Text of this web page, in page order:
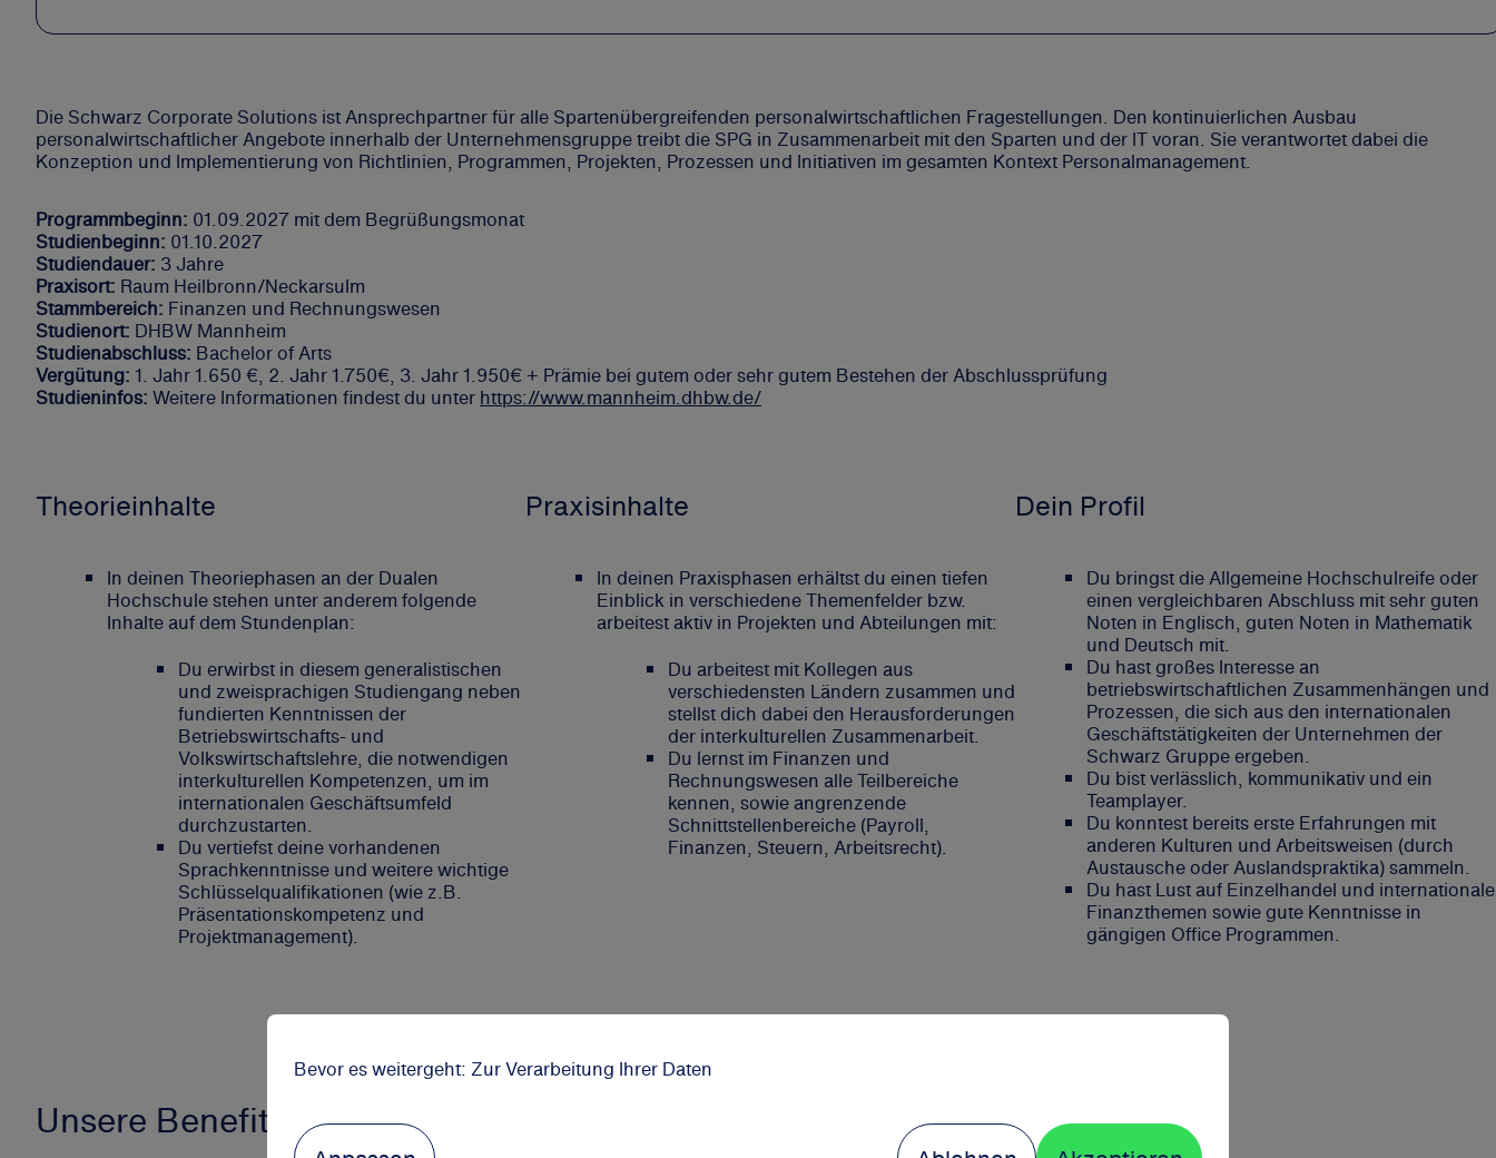
Bevor es weitergeht: Zur Verarbeitung Ihrer Daten
Die Schwarz Corporate Solutions ist Ansprechpartner für alle Spartenübergreifenden personalwirtschaftlichen Fragestellungen. Den kontinuierlichen Ausbau
personalwirtschaftlicher Angebote innerhalb der Unternehmensgruppe treibt die SPG in Zusammenarbeit mit den Sparten und der IT voran. Sie verantwortet dabei die
Konzeption und Implementierung von Richtlinien, Programmen, Projekten, Prozessen und Initiativen im gesamten Kontext Personalmanagement.
Programmbeginn: 01.09.2027 mit dem Begrüßungsmonat
Studienbeginn: 01.10.2027
Studiendauer: 3 Jahre
Praxisort: Raum Heilbronn/Neckarsulm
Stammbereich: Finanzen und Rechnungswesen
Studienort: DHBW Mannheim
Studienabschluss: Bachelor of Arts
Vergütung: 1. Jahr 1.650 €, 2. Jahr 1.750€, 3. Jahr 1.950€ + Prämie bei gutem oder sehr gutem Bestehen der Abschlussprüfung
Studieninfos: Weitere Informationen findest du unter https://www.mannheim.dhbw.de/
Theorieinhalte
In deinen Theoriephasen an der Dualen
Hochschule stehen unter anderem folgende
Inhalte auf dem Stundenplan:
Du erwirbst in diesem generalistischen
und zweisprachigen Studiengang neben
fundierten Kenntnissen der
Betriebswirtschafts- und
Volkswirtschaftslehre, die notwendigen
interkulturellen Kompetenzen, um im
internationalen Geschäftsumfeld
durchzustarten.
Du vertiefst deine vorhandenen
Sprachkenntnisse und weitere wichtige
Schlüsselqualifikationen (wie z.B.
Präsentationskompetenz und
Projektmanagement).
Praxisinhalte
In deinen Praxisphasen erhältst du einen tiefen
Einblick in verschiedene Themenfelder bzw.
arbeitest aktiv in Projekten und Abteilungen mit:
Du arbeitest mit Kollegen aus
verschiedensten Ländern zusammen und
stellst dich dabei den Herausforderungen
der interkulturellen Zusammenarbeit.
Du lernst im Finanzen und
Rechnungswesen alle Teilbereiche
kennen, sowie angrenzende
Schnittstellenbereiche (Payroll,
Finanzen, Steuern, Arbeitsrecht).
Dein Profil
Du bringst die Allgemeine Hochschulreife oder
einen vergleichbaren Abschluss mit sehr guten
Noten in Englisch, guten Noten in Mathematik
und Deutsch mit.
Du hast großes Interesse an
betriebswirtschaftlichen Zusammenhängen und
Prozessen, die sich aus den internationalen
Geschäftstätigkeiten der Unternehmen der
Schwarz Gruppe ergeben.
Du bist verlässlich, kommunikativ und ein
Teamplayer.
Du konntest bereits erste Erfahrungen mit
anderen Kulturen und Arbeitsweisen (durch
Austausche oder Auslandspraktika) sammeln.
Du hast Lust auf Einzelhandel und internationale
Finanzthemen sowie gute Kenntnisse in
gängigen Office Programmen.
Unsere Benefits